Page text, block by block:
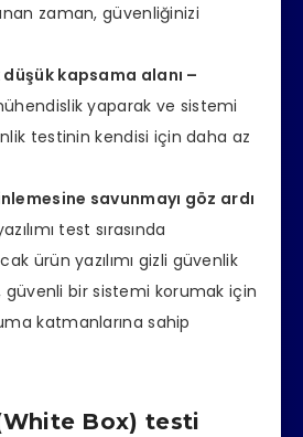
zaman, güvenliğinizi
kapsama alanı –
yaparak ve sistemi
testinin kendisi için daha az
savunmayı göz ardı
test sırasında
ürün yazılımı gizli güvenlik
güvenli bir sistemi korumak için
katmanlarına sahip
Box) testi